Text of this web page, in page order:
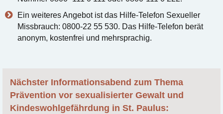
Ein weiteres Angebot ist das Hilfe-Telefon Sexueller
Missbrauch: 0800-22 55 530. Das Hilfe-Telefon berät
anonym, kostenfrei und mehrsprachig.
Nächster Informationsabend zum Thema
Prävention vor sexualisierter Gewalt und
Kindeswohlgefährdung in St. Paulus: